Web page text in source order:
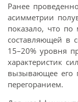
Ранее
асимметрии
показало, что
составляющей в
15–20% уровня
характеристик
вызывающее его
перегоранием.